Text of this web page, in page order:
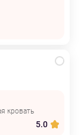
кровать
5.0